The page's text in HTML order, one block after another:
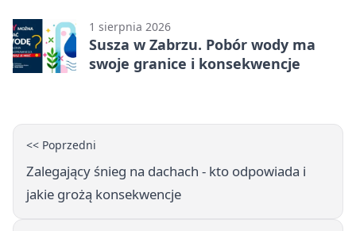
1 sierpnia 2026
Susza w Zabrzu. Pobór wody ma
swoje granice i konsekwencje
<< Poprzedni
Zalegający śnieg na dachach - kto odpowiada i
jakie grożą konsekwencje